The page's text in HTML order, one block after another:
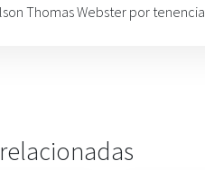
Thomas Webster por